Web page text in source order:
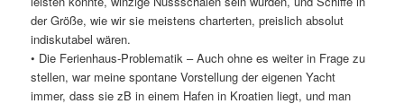
der Größe, wie wir sie meistens charterten, preislich absolut
indiskutabel wären.
• Die Ferienhaus-Problematik – Auch ohne es weiter in Frage zu
stellen, war meine spontane Vorstellung der eigenen Yacht
immer, dass sie zB in einem Hafen in Kroatien liegt, und man